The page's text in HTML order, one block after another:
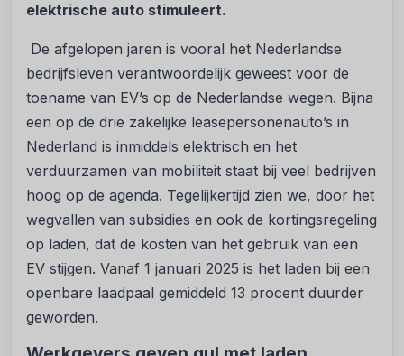
elektrische auto stimuleert.
De afgelopen jaren is vooral het Nederlandse
bedrijfsleven verantwoordelijk geweest voor de
toename van EV’s op de Nederlandse wegen. Bijna
een op de drie zakelijke leasepersonenauto’s in
Nederland is inmiddels elektrisch en het
verduurzamen van mobiliteit staat bij veel bedrijven
hoog op de agenda. Tegelijkertijd zien we, door het
wegvallen van subsidies en ook de kortingsregeling
op laden, dat de kosten van het gebruik van een
EV stijgen. Vanaf 1 januari 2025 is het laden bij een
openbare laadpaal gemiddeld 13 procent duurder
geworden.